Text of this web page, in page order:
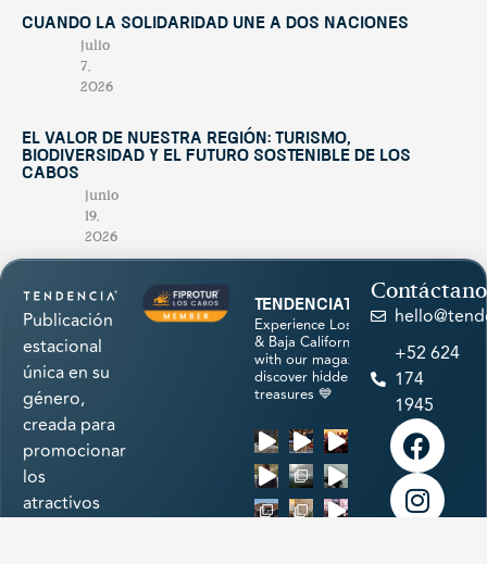
Cuando la solidaridad une a dos naciones
julio
7,
2026
El valor de nuestra región: turismo,
biodiversidad y el futuro sostenible de Los
Cabos
junio
19,
2026
Publicación
estacional
única en su
género,
creada para
promocionar
los
atractivos
tendenciatravel
Experience Los Cabos
& Baja California Sur
with our magazine &
discover hidden
treasures 💙
+52 624
174
1945